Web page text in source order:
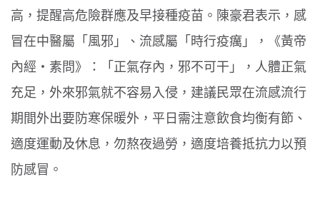
高，提醒高危險群應及早接種疫苗。陳豪君表示，感
冒在中醫屬「風邪」、流感屬「時行疫癘」，《黃帝
內經‧素問》：「正氣存內，邪不可干」，人體正氣
充足，外來邪氣就不容易入侵，建議民眾在流感流行
期間外出要防寒保暖外，平日需注意飲食均衡有節、
適度運動及休息，勿熬夜過勞，適度培養抵抗力以預
防感冒。